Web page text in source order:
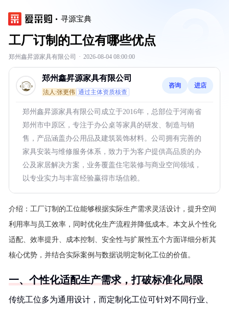
寻源宝典
工厂订制的工位有哪些优点
郑州鑫昇源家具有限公司 · 2026-08-04 08:00:00
郑州鑫昇源家具有限公司
法人:张更伟 通过主体资质核查
咨询 进店
郑州鑫昇源家具有限公司成立于2016年，总部位于河南省
郑州市中原区，专注于办公桌等家具的研发、制造与销
售，产品涵盖办公用品及建筑装饰材料。公司拥有完善的
家具安装与维修服务体系，致力于为客户提供高品质的办
公及家居解决方案，业务覆盖住宅装修与商业空间领域，
以专业实力与丰富经验赢得市场信赖。
介绍： 工厂订制的工位能够根据实际生产需求灵活设计，提升空间
利用率与员工效率，同时优化生产流程并降低成本。本文从个性化
适配、效率提升、成本控制、安全性与扩展性五个方面详细分析其
核心优势，并结合实际案例与数据说明定制化工位的价值。
一、个性化适配生产需求，打破标准化局限
传统工位多为通用设计，而定制化工位可针对不同行业、